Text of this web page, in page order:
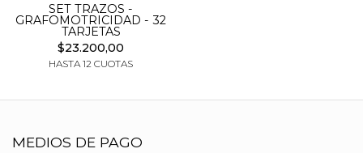
SET TRAZOS -
GRAFOMOTRICIDAD - 32
TARJETAS
$23.200,00
HASTA 12 CUOTAS
MEDIOS DE PAGO